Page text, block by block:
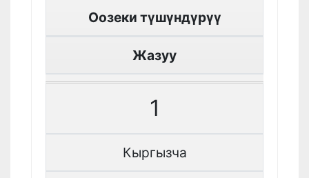
Оозеки түшүндүрүү
Жазуу
1
Кыргызча